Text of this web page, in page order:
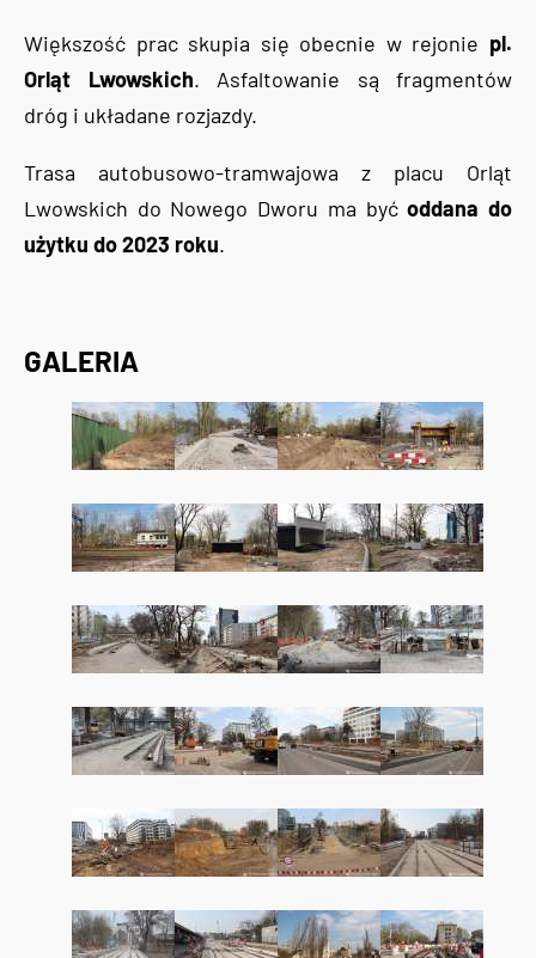
Większość prac skupia się obecnie w rejonie pl.
Orląt Lwowskich. Asfaltowanie są fragmentów
dróg i układane rozjazdy.
Trasa autobusowo-tramwajowa z placu Orląt
Lwowskich do Nowego Dworu ma byćoddana do
użytku do 2023 roku.
GALERIA